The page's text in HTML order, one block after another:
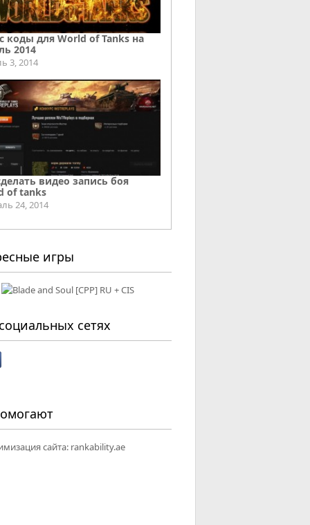
коды для World of Tanks на
2014
3, 2014
видео запись боя
of tanks
24, 2014
игры
сетях
сайта: rankability.ae